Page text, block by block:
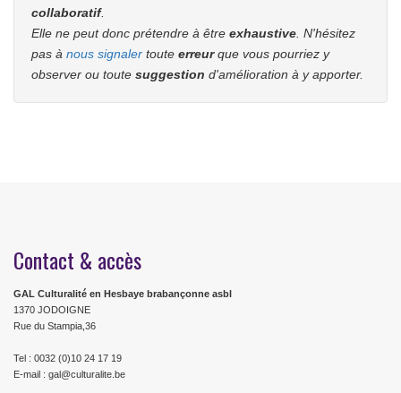
collaboratif.
Elle ne peut donc prétendre à être exhaustive . N'hésitez
pas à nous signaler toute erreurque vous pourriez y
observer ou toute suggestion d'amélioration à y apporter.
Contact & accès
GAL Culturalité en Hesbaye brabançonne asbl
1370 JODOIGNE
Rue du Stampia,36
Tel : 0032 (0)10 24 17 19
E-mail : gal@culturalite.be